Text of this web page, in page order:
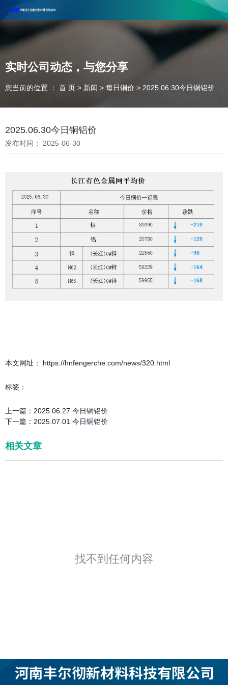
河南丰尔彻新材料科技有限公司欢迎合作咨询！
联系电话：18037947756
实时公司动态，与您分享
您当前的位置 ： 首 页 > 新闻 > 每日铜价 > 2025.06.30今日铜铝价
2025.06.30今日铜铝价
发布时间： 2025-06-30
本文网址： https://hnfengerche.com/news/320.html
标签：
上一篇： 2025.06.27 今日铜铝价
下一篇： 2025.07.01 今日铜铝价
相关文章
找不到任何内容